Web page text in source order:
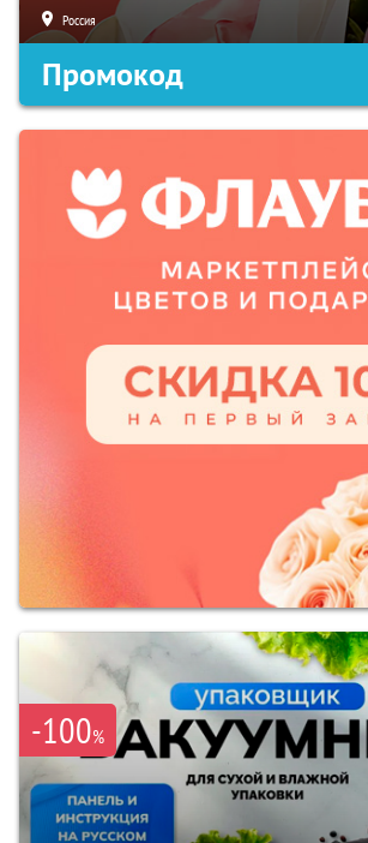
Россия
Промокод
-100%